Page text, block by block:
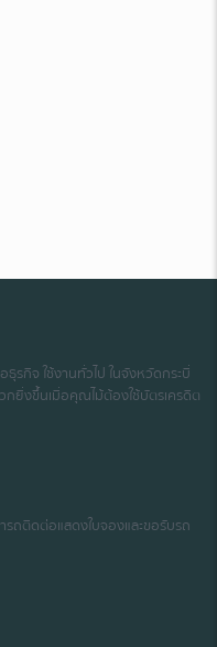
รกิจ ใช้งานทั่วไป ในจังหวัดกระบี่
กยิ่งขึ้นเมื่อคุณไม้ต้องใช้บัตรเครดิต
ถติดต่อแสดงใบจองและขอรับรถ